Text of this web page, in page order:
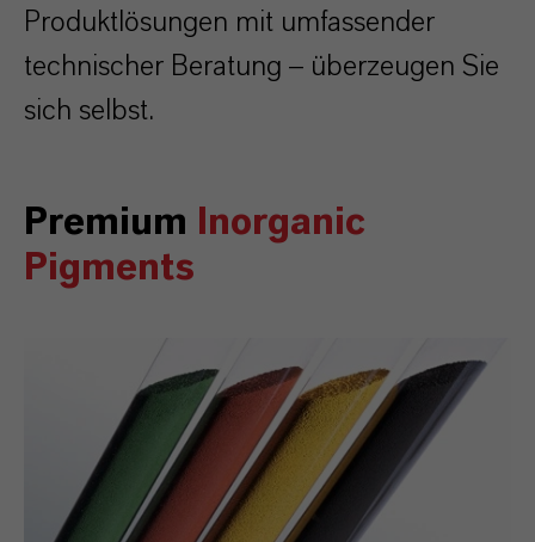
Produktlösungen mit umfassender
technischer Beratung – überzeugen Sie
sich selbst.
Premium
Inorganic
Pigments